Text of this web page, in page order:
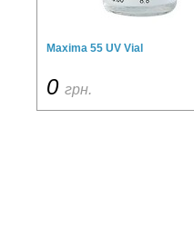
Maxima 55 UV Vial
0 грн.